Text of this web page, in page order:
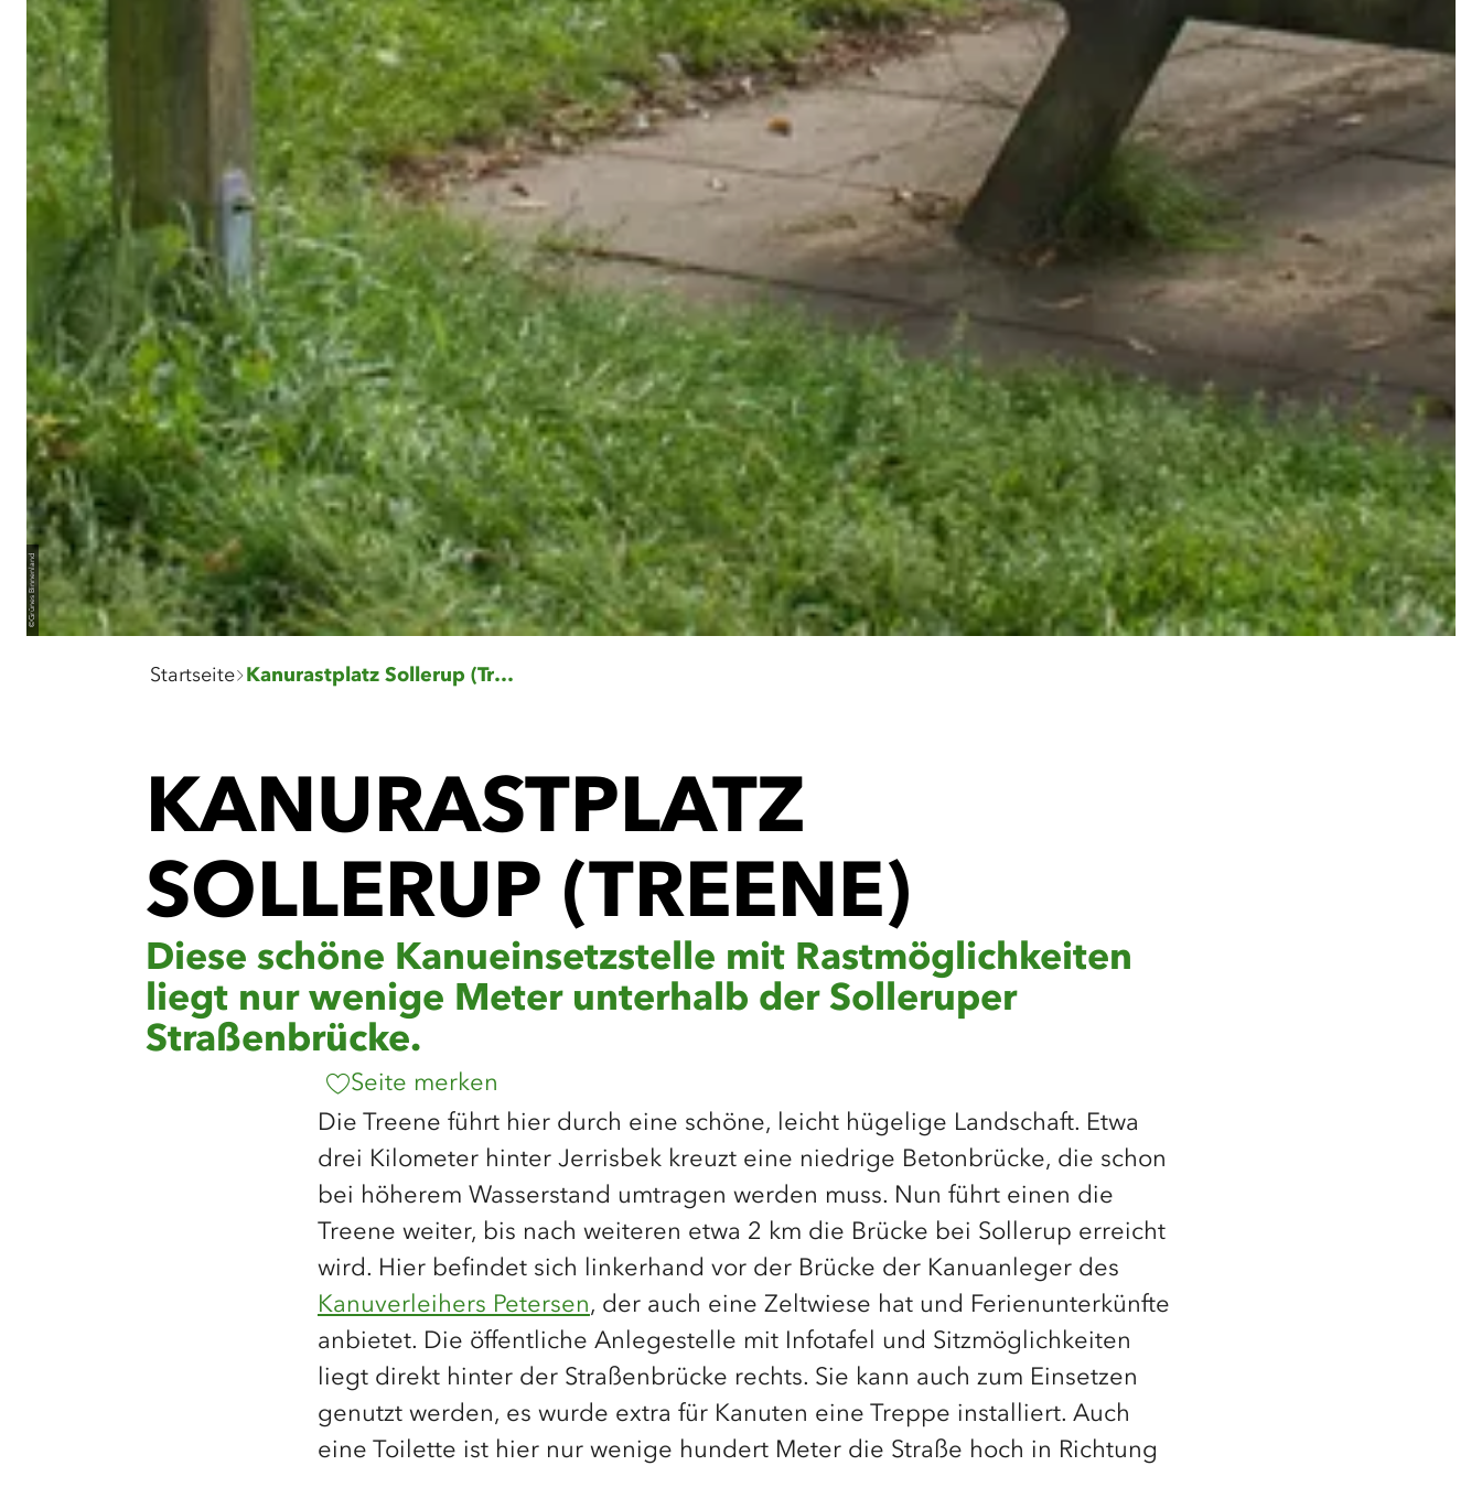
©
Grünes Binnenland
Sie
sind
Startseite Kanurastplatz Sollerup (Treene)
KANURASTPLATZ
SOLLERUP (TREENE)
Diese schöne Kanueinsetzstelle mit Rastmöglichkeiten
liegt nur wenige Meter unterhalb der Solleruper
Straßenbrücke.
Seite merken
Die Treene führt hier durch eine schöne, leicht hügelige Landschaft. Etwa
drei Kilometer hinter Jerrisbek kreuzt eine niedrige Betonbrücke, die schon
bei höherem Wasserstand umtragen werden muss. Nun führt einen die
Treene weiter, bis nach weiteren etwa 2 km die Brücke bei Sollerup erreicht
wird. Hier befindet sich linkerhand vor der Brücke der Kanuanleger des
Kanuverleihers Petersen, der auch eine Zeltwiese hat und Ferienunterkünfte
anbietet. Die öffentliche Anlegestelle mit Infotafel und Sitzmöglichkeiten
liegt direkt hinter der Straßenbrücke rechts. Sie kann auch zum Einsetzen
genutzt werden, es wurde extra für Kanuten eine Treppe installiert. Auch
eine Toilette ist hier nur wenige hundert Meter die Straße hoch in Richtung